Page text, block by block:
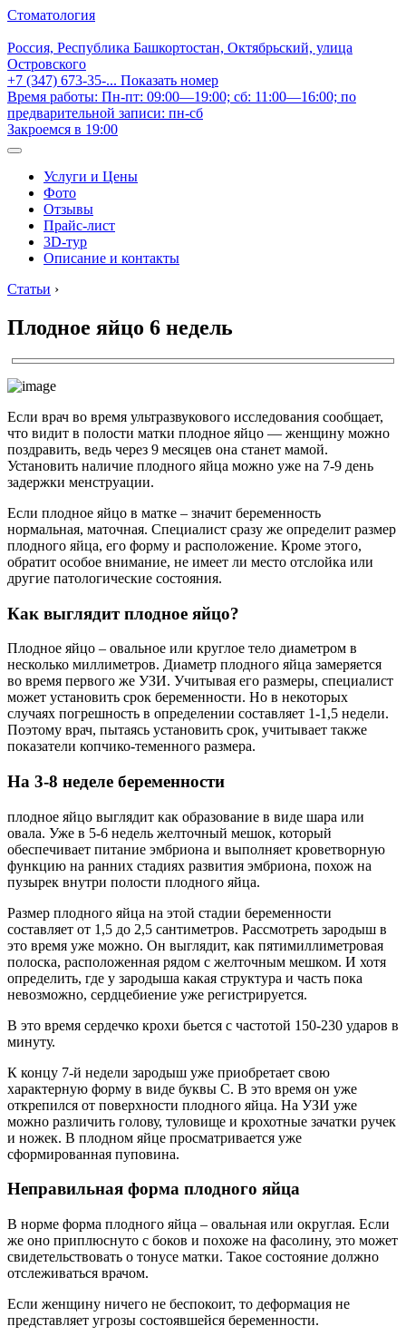
Стоматология
Россия, Республика Башкортостан, Октябрьский, улица
Островского
+7 (347) 673-35-... Показать номер
Время работы: Пн-пт: 09:00—19:00; сб: 11:00—16:00; по
предварительной записи: пн-сб
Закроемся в 19:00
Услуги и Цены
Фото
Отзывы
Прайс-лист
3D-тур
Описание и контакты
Статьи ›
Плодное яйцо 6 недель
Если врач во время ультразвукового исследования сообщает,
что видит в полости матки плодное яйцо — женщину можно
поздравить, ведь через 9 месяцев она станет мамой.
Установить наличие плодного яйца можно уже на 7-9 день
задержки менструации.
Если плодное яйцо в матке – значит беременность
нормальная, маточная. Специалист сразу же определит размер
плодного яйца, его форму и расположение. Кроме этого,
обратит особое внимание, не имеет ли место отслойка или
другие патологические состояния.
Как выглядит плодное яйцо?
Плодное яйцо – овальное или круглое тело диаметром в
несколько миллиметров. Диаметр плодного яйца замеряется
во время первого же УЗИ. Учитывая его размеры, специалист
может установить срок беременности. Но в некоторых
случаях погрешность в определении составляет 1-1,5 недели.
Поэтому врач, пытаясь установить срок, учитывает также
показатели копчико-теменного размера.
На 3-8 неделе беременности
плодное яйцо выглядит как образование в виде шара или
овала. Уже в 5-6 недель желточный мешок, который
обеспечивает питание эмбриона и выполняет кроветворную
функцию на ранних стадиях развития эмбриона, похож на
пузырек внутри полости плодного яйца.
Размер плодного яйца на этой стадии беременности
составляет от 1,5 до 2,5 сантиметров. Рассмотреть зародыш в
это время уже можно. Он выглядит, как пятимиллиметровая
полоска, расположенная рядом с желточным мешком. И хотя
определить, где у зародыша какая структура и часть пока
невозможно, сердцебиение уже регистрируется.
В это время сердечко крохи бьется с частотой 150-230 ударов в
минуту.
К концу 7-й недели зародыш уже приобретает свою
характерную форму в виде буквы С. В это время он уже
открепился от поверхности плодного яйца. На УЗИ уже
можно различить голову, туловище и крохотные зачатки ручек
и ножек. В плодном яйце просматривается уже
сформированная пуповина.
Неправильная форма плодного яйца
В норме форма плодного яйца – овальная или округлая. Если
же оно приплюснуто с боков и похоже на фасолину, это может
свидетельствовать о тонусе матки. Такое состояние должно
отслеживаться врачом.
Если женщину ничего не беспокоит, то деформация не
представляет угрозы состоявшейся беременности.